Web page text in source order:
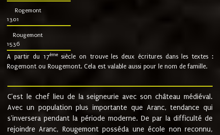
Rogemont
1301
Rougemont
1536
A partir du 17ème siècle on trouve les deux écritures dans les textes :
Rogemont ou Rougemont. Cela est valable aussi pour le nom de famille.
C'est le chef lieu de la seigneurie avec son château médiéval.
Avec un population plus importante que Aranc, tendance qui
s'inversera pendant la période moderne. De par la difficulté de
rejoindre Aranc, Rougemont posséda une école non reconnu,